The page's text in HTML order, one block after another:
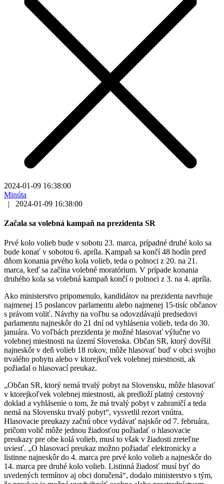
2024-01-09 16:38:00
Minúta
|
2024-01-09 16:38:00
Začala sa volebná kampaň na prezidenta SR
Prvé kolo volieb bude v sobotu 23. marca, prípadné druhé kolo sa
bude konať v sobotou 6. apríla. Kampaň sa končí 48 hodín pred
dňom konania prvého kola volieb, teda o polnoci z 20. na 21.
marca, keď sa začína volebné moratórium. V prípade konania
druhého kola sa volebná kampaň končí o polnoci z 3. na 4. apríla.
Ako ministerstvo pripomenulo, kandidátov na prezidenta navrhuje
najmenej 15 poslancov parlamentu alebo najmenej 15-tisíc občanov
s právom voliť. Návrhy na voľbu sa odovzdávajú predsedovi
parlamentu najneskôr do 21 dní od vyhlásenia volieb, teda do 30.
januára. Vo voľbách prezidenta je možné hlasovať výlučne vo
volebnej miestnosti na území Slovenska. Občan SR, ktorý dovŕšil
najneskôr v deň volieb 18 rokov, môže hlasovať buď v obci svojho
trvalého pobytu alebo v ktorejkoľvek volebnej miestnosti, ak
požiadal o hlasovací preukaz.
„Občan SR, ktorý nemá trvalý pobyt na Slovensku, môže hlasovať
v ktorejkoľvek volebnej miestnosti, ak predloží platný cestovný
doklad a vyhlásenie o tom, že má trvalý pobyt v zahraničí a teda
nemá na Slovensku trvalý pobyt“, vysvetlil rezort vnútra.
Hlasovacie preukazy začnú obce vydávať najskôr od 7. februára,
pričom volič môže jednou žiadosťou požiadať o hlasovacie
preukazy pre obe kolá volieb, musí to však v žiadosti zreteľne
uviesť. „O hlasovací preukaz možno požiadať elektronicky a
listinne najneskôr do 4. marca pre prvé kolo volieb a najneskôr do
14. marca pre druhé kolo volieb. Listinná žiadosť musí byť do
uvedených termínov aj obci doručená“, dodalo ministerstvo s tým,